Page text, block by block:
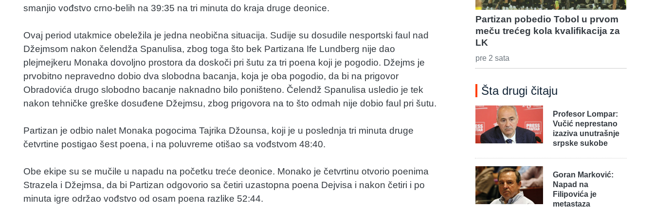
smanjio vođstvo crno-belih na 39:35 na tri minuta do kraja druge deonice.
Ovaj period utakmice obeležila je jedna neobična situacija. Sudije su dosudile nesportski faul nad
Džejmsom nakon čelendža Spanulisa, zbog toga što bek Partizana Ife Lundberg nije dao
plejmejkeru Monaka dovoljno prostora da doskoči pri šutu za tri poena koji je pogodio. Džejms je
prvobitno nepravedno dobio dva slobodna bacanja, koja je oba pogodio, da bi na prigovor
Obradovića drugo slobodno bacanje naknadno bilo poništeno. Čelendž Spanulisa usledio je tek
nakon tehničke greške dosuđene Džejmsu, zbog prigovora na to što odmah nije dobio faul pri šutu.
Partizan je odbio nalet Monaka pogocima Tajrika Džounsa, koji je u poslednja tri minuta druge
četvrtine postigao šest poena, i na poluvreme otišao sa vođstvom 48:40.
Obe ekipe su se mučile u napadu na početku treće deonice. Monako je četvrtinu otvorio poenima
Strazela i Džejmsa, da bi Partizan odgovorio sa četiri uzastopna poena Dejvisa i nakon četiri i po
minuta igre održao vođstvo od osam poena razlike 52:44.
Partizan pobedio Tobol u prvom
meču trećeg kola kvalifikacija za
LK
pre 2 sata
Šta drugi čitaju
Profesor Lompar:
Vučić neprestano
izaziva unutrašnje
srpske sukobe
Goran Marković:
Napad na
Filipovića je
metastaza